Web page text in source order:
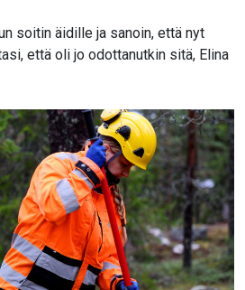
soitin äidille ja sanoin, että nyt
että oli jo odottanutkin sitä, Elina